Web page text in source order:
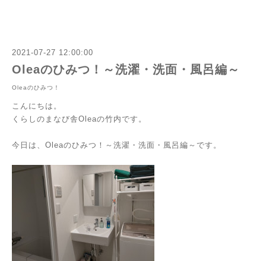
2021-07-27 12:00:00
Oleaのひみつ！～洗濯・洗面・風呂編～
Oleaのひみつ！
こんにちは。
くらしのまなび舎Oleaの竹内です。
今日は、Oleaのひみつ！～洗濯・洗面・風呂編～です。